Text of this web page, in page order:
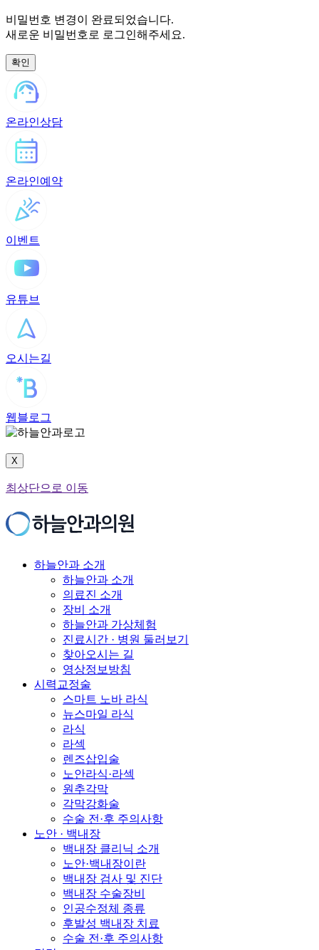
비밀번호 변경이 완료되었습니다.
새로운 비밀번호로 로그인해주세요.
온라인상담
온라인예약
이벤트
유튜브
오시는길
웹블로그
X
최상단으로 이동
하늘안과 소개
하늘안과 소개
의료진 소개
장비 소개
하늘안과 가상체험
진료시간 · 병원 둘러보기
찾아오시는 길
영상정보방침
시력교정술
스마트 노바 라식
뉴스마일 라식
라식
라섹
렌즈삽입술
노안라식·라섹
원추각막
각막강화술
수술 전·후 주의사항
노안 · 백내장
백내장 클리닉 소개
노안·백내장이란
백내장 검사 및 진단
백내장 수술장비
인공수정체 종류
후발성 백내장 치료
수술 전·후 주의사항